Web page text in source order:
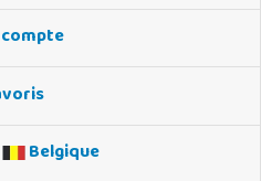
Belgique